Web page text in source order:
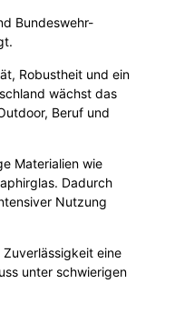
Bundeswehr-
Robustheit und ein
wächst das
Beruf und
Materialien wie
Dadurch
Nutzung
eine
unter schwierigen